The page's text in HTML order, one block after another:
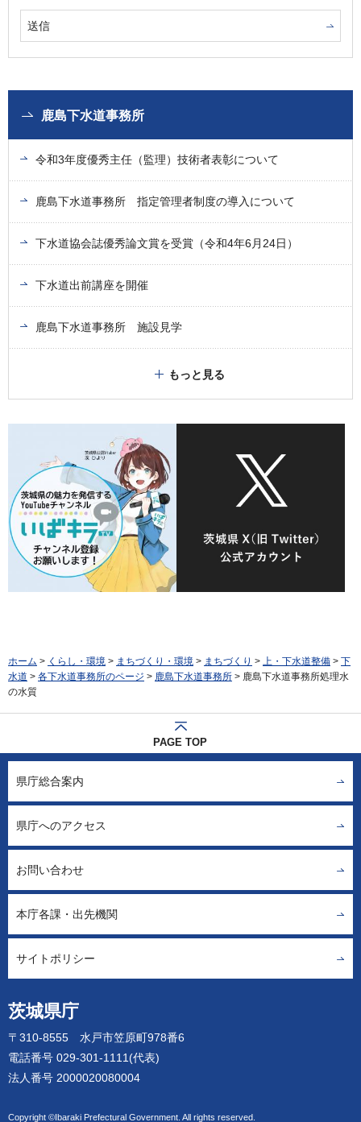
鹿島下水道事務所
令和3年度優秀主任（監理）技術者表彰について
鹿島下水道事務所 指定管理者制度の導入について
下水道協会誌優秀論文賞を受賞（令和4年6月24日）
下水道出前講座を開催
鹿島下水道事務所 施設見学
もっと見る
ホーム > くらし・環境 > まちづくり・環境 > まちづくり > 上・下水道整備 > 下
水道 > 各下水道事務所のページ > 鹿島下水道事務所 > 鹿島下水道事務所処理水
の水質
PAGE TOP
茨城県庁
〒310-8555 水戸市笠原町978番6
電話番号 029-301-1111(代表)
法人番号 2000020080004
Copyright ©Ibaraki Prefectural Government. All rights reserved.
県庁総合案内
県庁へのアクセス
お問い合わせ
本庁各課・出先機関
サイトポリシー